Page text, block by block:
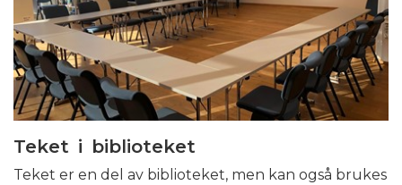
Teket i biblioteket
Teket er en del av biblioteket, men kan også brukes